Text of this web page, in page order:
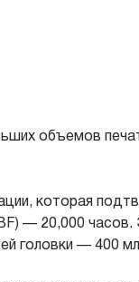
объемов
которая
— 20,000
головки — 400